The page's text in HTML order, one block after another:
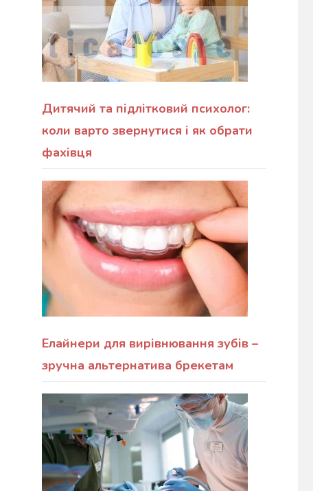
Дитячий та підлітковий психолог:
коли варто звернутися і як обрати
фахівця
Елайнери для вирівнювання зубів –
зручна альтернатива брекетам